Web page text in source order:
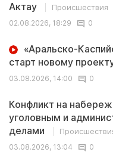
Актау
Происшествия
02.08.2026, 18:29
0
«Аральско-
старт новому
03.08.2026, 14:00
0
Конфликт на
уголовным и
делами
03.08.2026, 13:04
0